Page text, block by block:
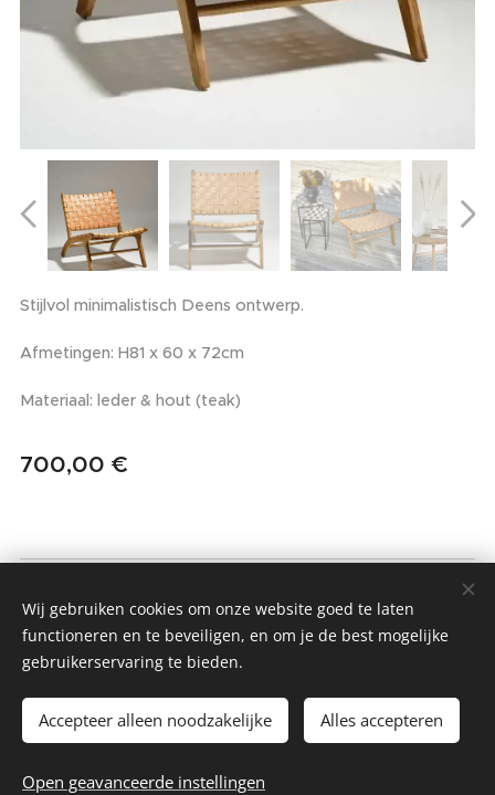
Stijlvol minimalistisch Deens ontwerp.
Afmetingen: H81 x 60 x 72cm
Materiaal: leder & hout (teak)
700,00 €
Toevoegen aan de winkelwagen
Alle rechten voorbehouden 2022
Algemene Voorwaarden & Privacybeleid
Wij gebruiken cookies om onze website goed te laten
functioneren en te beveiligen, en om je de best mogelijke
gebruikerservaring te bieden.
Accepteer alleen noodzakelijke Alles accepteren
Open geavanceerde instellingen